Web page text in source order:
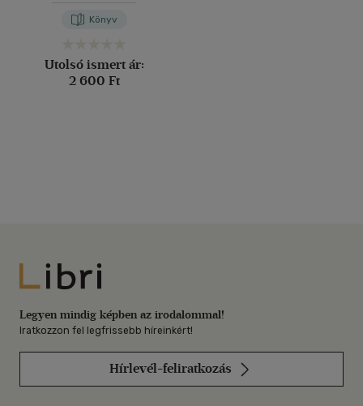
Könyv
Utolsó ismert ár:
2 600 Ft
Libri
Legyen mindig képben az irodalommal!
Iratkozzon fel legfrissebb híreinkért!
Hírlevél-feliratkozás